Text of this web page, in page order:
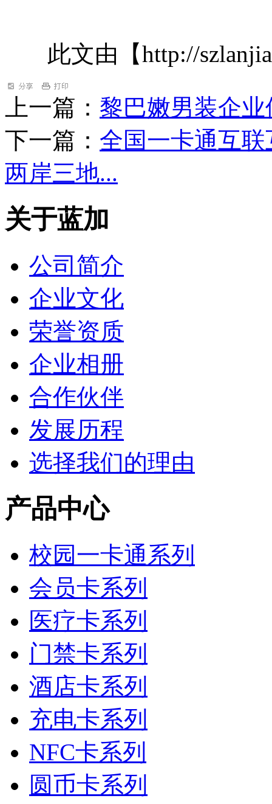
此文由【http://
上一篇： 黎巴嫩男装企
下一篇： 全国一卡通互
两岸三地...
关于蓝加
公司简介
企业文化
荣誉资质
企业相册
合作伙伴
发展历程
选择我们的理由
产品中心
校园一卡通系列
会员卡系列
医疗卡系列
门禁卡系列
酒店卡系列
充电卡系列
NFC卡系列
圆币卡系列